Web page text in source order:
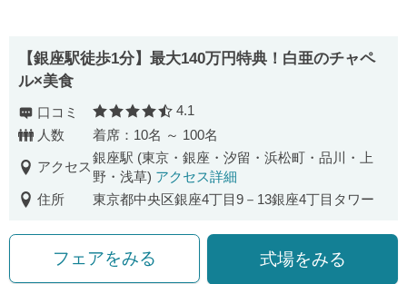
【銀座駅徒歩1分】最大140万円特典！白亜のチャペ
ル×美食
口コミ 口コミ評価
4.1
人数
着席：10名 ～ 100名
アクセス
銀座駅 (東京・銀座・汐留・浜松町・品川・上
野・浅草) アクセス詳細
住所
東京都中央区銀座4丁目9－13銀座4丁目タワー
フェアをみる 式場をみる